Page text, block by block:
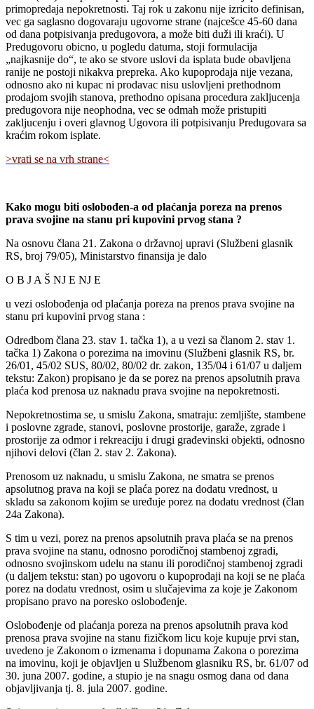
primopredaja nepokretnosti. Taj rok u zakonu nije izricito definisan,
vec ga saglasno dogovaraju ugovorne strane (najcešce 45-60 dana
od dana potpisivanja predugovora, a može biti duži ili kraći). U
Predugovoru obicno, u pogledu datuma, stoji formulacija
„najkasnije do“, te ako se stvore uslovi da isplata bude obavljena
ranije ne postoji nikakva prepreka. Ako kupoprodaja nije vezana,
odnosno ako ni kupac ni prodavac nisu uslovljeni prethodnom
prodajom svojih stanova, prethodno opisana procedura zakljucenja
predugovora nije neophodna, vec se odmah može pristupiti
zakljucenju i overi glavnog Ugovora ili potpisivanju Predugovara sa
kraćim rokom isplate.
>vrati se na vrh strane<
Kako mogu biti oslobođen-a od plaćanja poreza na prenos
prava svojine na stanu pri kupovini prvog stana ?
Na osnovu člana 21. Zakona o državnoj upravi (Službeni glasnik
RS, broj 79/05), Ministarstvo finansija je dalo
O B J A Š NJ E NJ E
u vezi oslobođenja od plaćanja poreza na prenos prava svojine na
stanu pri kupovini prvog stana :
Odredbom člana 23. stav 1. tačka 1), a u vezi sa članom 2. stav 1.
tačka 1) Zakona o porezima na imovinu (Službeni glasnik RS, br.
26/01, 45/02 SUS, 80/02, 80/02 dr. zakon, 135/04 i 61/07 u daljem
tekstu: Zakon) propisano je da se porez na prenos apsolutnih prava
plaća kod prenosa uz naknadu prava svojine na nepokretnosti.
Nepokretnostima se, u smislu Zakona, smatraju: zemljište, stambene
i poslovne zgrade, stanovi, poslovne prostorije, garaže, zgrade i
prostorije za odmor i rekreaciju i drugi građevinski objekti, odnosno
njihovi delovi (član 2. stav 2. Zakona).
Prenosom uz naknadu, u smislu Zakona, ne smatra se prenos
apsolutnog prava na koji se plaća porez na dodatu vrednost, u
skladu sa zakonom kojim se uređuje porez na dodatu vrednost (član
24a Zakona).
S tim u vezi, porez na prenos apsolutnih prava plaća se na prenos
prava svojine na stanu, odnosno porodičnoj stambenoj zgradi,
odnosno svojinskom udelu na stanu ili porodičnoj stambenoj zgradi
(u daljem tekstu: stan) po ugovoru o kupoprodaji na koji se ne plaća
porez na dodatu vrednost, osim u slučajevima za koje je Zakonom
propisano pravo na poresko oslobođenje.
Oslobođenje od plaćanja poreza na prenos apsolutnih prava kod
prenosa prava svojine na stanu fizičkom licu koje kupuje prvi stan,
uvedeno je Zakonom o izmenama i dopunama Zakona o porezima
na imovinu, koji je objavljen u Službenom glasniku RS, br. 61/07 od
30. juna 2007. godine, a stupio je na snagu osmog dana od dana
objavljivanja tj. 8. jula 2007. godine.